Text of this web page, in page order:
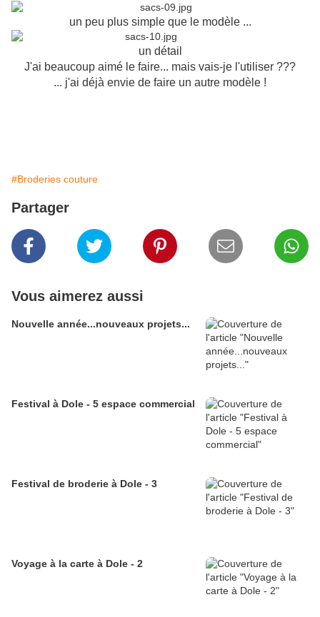
un peu plus simple que le modèle ...
un détail
J'ai beaucoup aimé le faire... mais vais-je l'utiliser ???
... j'ai déjà envie de faire un autre modèle !
#Broderies couture
Partager
Vous aimerez aussi
Nouvelle année...nouveaux projets...
Festival à Dole - 5 espace commercial
Festival de broderie à Dole - 3
Voyage à la carte à Dole - 2